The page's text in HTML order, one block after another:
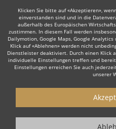
Klicken Sie bitte auf «Akzeptieren»,
einverstanden sind und in die
außerhalb des Europäischen
zustimmen. In diesem Fall werden
Dailymotion, Google Maps, Google
Klick auf «Ablehnen» werden nicht
Dienstleister deaktiviert. Durch einen Klick
individuelle Einstellungen treffen und
Einstellungen erreichen Sie auch
unserer